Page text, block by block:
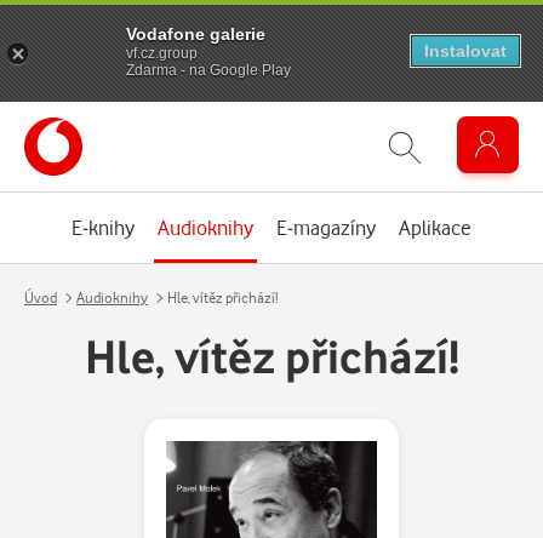
E-knihy Audioknihy E-magazíny Aplikace
Úvod Audioknihy Hle, vítěz přichází!
Hle, vítěz přichází!
Vodafone galerie
vf.cz.group
Zdarma - na Google Play
Instalovat